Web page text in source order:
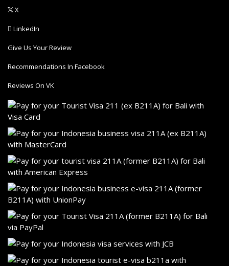
X
LinkedIn
Give Us Your Review
Recommendations In Facebook
Reviews On VK